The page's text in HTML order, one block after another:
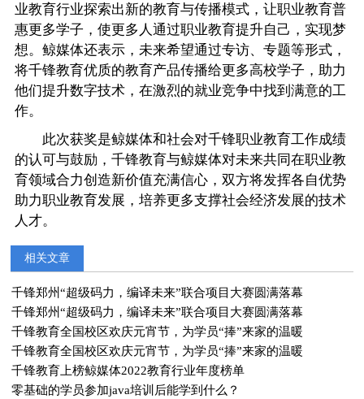
业教育行业探索出新的教育与传播模式，让职业教育普
惠更多学子，使更多人通过职业教育提升自己，实现梦
想。鲸媒体还表示，未来希望通过专访、专题等形式，
将千锋教育优质的教育产品传播给更多高校学子，助力
他们提升数字技术，在激烈的就业竞争中找到满意的工
作。
此次获奖是鲸媒体和社会对千锋职业教育工作成绩
的认可与鼓励，千锋教育与鲸媒体对未来共同在职业教
育领域合力创造新价值充满信心，双方将发挥各自优势
助力职业教育发展，培养更多支撑社会经济发展的技术
人才。
相关文章
千锋郑州“超级码力，编译未来”联合项目大赛圆满落幕
千锋郑州“超级码力，编译未来”联合项目大赛圆满落幕
千锋教育全国校区欢庆元宵节，为学员“捧”来家的温暖
千锋教育全国校区欢庆元宵节，为学员“捧”来家的温暖
千锋教育上榜鲸媒体2022教育行业年度榜单
零基础的学员参加java培训后能学到什么？